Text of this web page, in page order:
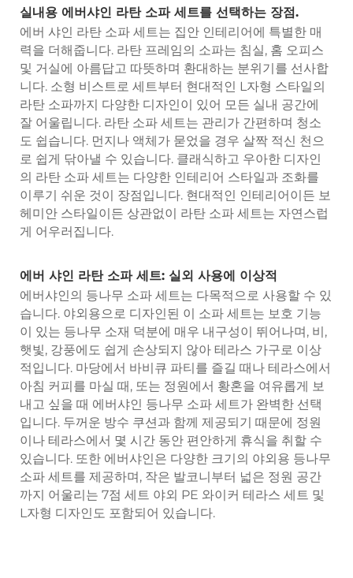
실내용 에버샤인 라탄 소파 세트를 선택하는 장점.
에버 샤인 라탄 소파 세트는 집안 인테리어에 특별한 매
력을 더해줍니다. 라탄 프레임의 소파는 침실, 홈 오피스
및 거실에 아름답고 따뜻하며 환대하는 분위기를 선사합
니다. 소형 비스트로 세트부터 현대적인 L자형 스타일의
라탄 소파까지 다양한 디자인이 있어 모든 실내 공간에
잘 어울립니다. 라탄 소파 세트는 관리가 간편하며 청소
도 쉽습니다. 먼지나 액체가 묻었을 경우 살짝 적신 천으
로 쉽게 닦아낼 수 있습니다. 클래식하고 우아한 디자인
의 라탄 소파 세트는 다양한 인테리어 스타일과 조화를
이루기 쉬운 것이 장점입니다. 현대적인 인테리어이든 보
헤미안 스타일이든 상관없이 라탄 소파 세트는 자연스럽
게 어우러집니다.
에버 샤인 라탄 소파 세트: 실외 사용에 이상적
에버샤인의 등나무 소파 세트는 다목적으로 사용할 수 있
습니다. 야외용으로 디자인된 이 소파 세트는 보호 기능
이 있는 등나무 소재 덕분에 매우 내구성이 뛰어나며, 비,
햇빛, 강풍에도 쉽게 손상되지 않아 테라스 가구로 이상
적입니다. 마당에서 바비큐 파티를 즐길 때나 테라스에서
아침 커피를 마실 때, 또는 정원에서 황혼을 여유롭게 보
내고 싶을 때 에버샤인 등나무 소파 세트가 완벽한 선택
입니다. 두꺼운 방수 쿠션과 함께 제공되기 때문에 정원
이나 테라스에서 몇 시간 동안 편안하게 휴식을 취할 수
있습니다. 또한 에버샤인은 다양한 크기의 야외용 등나무
소파 세트를 제공하며, 작은 발코니부터 넓은 정원 공간
까지 어울리는 7점 세트 야외 PE 와이커 테라스 세트 및
L자형 디자인도 포함되어 있습니다.